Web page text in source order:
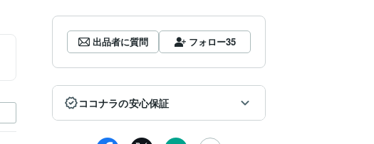
出品者に質問 フォロー35
ココナラの安心保証